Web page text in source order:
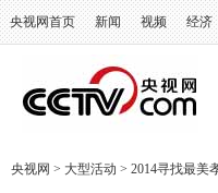
央视网首页 新闻 视频 经济
央视网 > 大型活动 > 2014寻找最美